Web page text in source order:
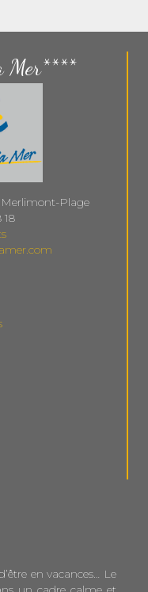
Mer****
Merlimont-Plage
18
en vacances… Le